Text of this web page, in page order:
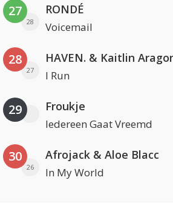
27
28
RONDÉ
Voicemail
28
27
HAVEN. & Kaitlin
I Run
29 Froukje
Iedereen Gaat Vreemd
30
26
Afrojack & Aloe Blacc
In My World